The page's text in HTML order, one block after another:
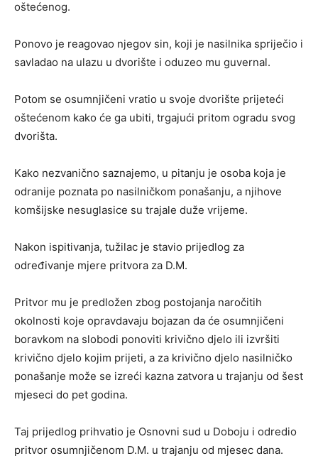
oštećenog.
Ponovo je reagovao njegov sin, koji je nasilnika spriječio i
savladao na ulazu u dvorište i oduzeo mu guvernal.
Potom se osumnjičeni vratio u svoje dvorište prijeteći
oštećenom kako će ga ubiti, trgajući pritom ogradu svog
dvorišta.
Kako nezvanično saznajemo, u pitanju je osoba koja je
odranije poznata po nasilničkom ponašanju, a njihove
komšijske nesuglasice su trajale duže vrijeme.
Nakon ispitivanja, tužilac je stavio prijedlog za
određivanje mjere pritvora za D.M.
Pritvor mu je predložen zbog postojanja naročitih
okolnosti koje opravdavaju bojazan da će osumnjičeni
boravkom na slobodi ponoviti krivično djelo ili izvršiti
krivično djelo kojim prijeti, a za krivično djelo nasilničko
ponašanje može se izreći kazna zatvora u trajanju od šest
mjeseci do pet godina.
Taj prijedlog prihvatio je Osnovni sud u Doboju i odredio
pritvor osumnjičenom D.M. u trajanju od mjesec dana.